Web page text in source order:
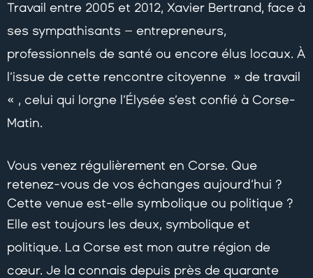
Travail entre 2005 et 2012, Xavier Bertrand, face à
ses sympathisants – entrepreneurs,
professionnels de santé ou encore élus locaux. À
l’issue de cette rencontre citoyenne » de travail
« , celui qui lorgne l’Élysée s’est confié à Corse-
Matin.
Vous venez régulièrement en Corse. Que
retenez-vous de vos échanges aujourd’hui ?
Cette venue est-elle symbolique ou politique ?
Elle est toujours les deux, symbolique et
politique. La Corse est mon autre région de
cœur. Je la connais depuis près de quarante